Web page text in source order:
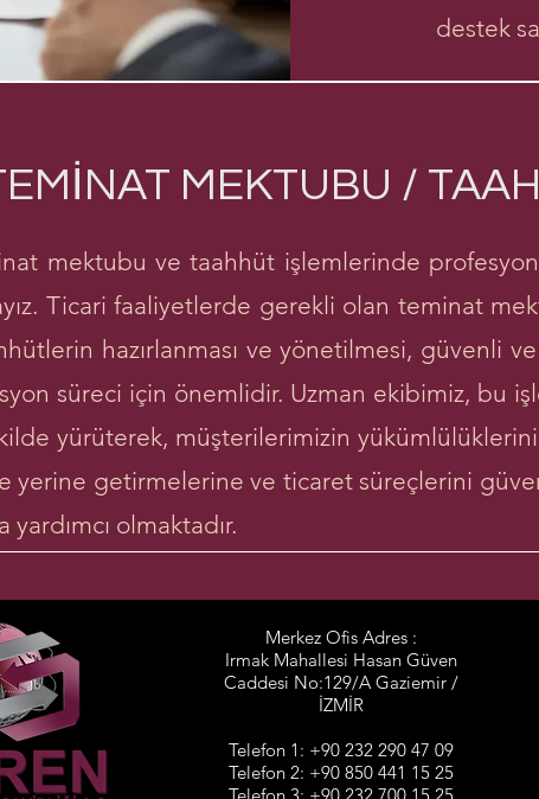
destek
MEKTUBU /
mektubu ve taahhüt işlemlerinde
Ticari faaliyetlerde gerekli olan teminat
hazırlanması ve yönetilmesi, güvenli
süreci için önemlidir. Uzman ekibimiz, bu
yürüterek, müşterilerimizin
yerine getirmelerine ve ticaret süreçlerini
yardımcı olmaktadır.
Merkez Ofis Adres :
Irmak Mahallesi Hasan Güven
Caddesi No:129/A Gaziemir /
İZMİR
Telefon 1: +90 232 290 47 09
Telefon 2: +90 850 441 15 25